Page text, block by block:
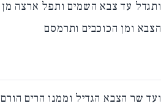
ותגדל עד צבא השמים ותפל ארצה מן
הצבא ומן הכוכבים ותרמסם
ועד שר הצבא הגדיל וממנו הרים הורם